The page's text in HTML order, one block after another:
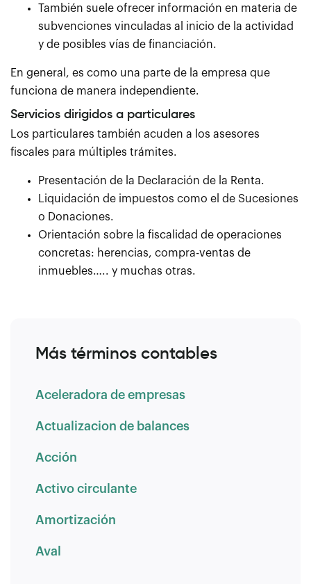
También suele ofrecer información en materia de
subvenciones vinculadas al inicio de la actividad
y de posibles vías de financiación.
En general, es como una parte de la empresa que
funciona de manera independiente.
Servicios dirigidos a particulares
Los particulares también acuden a los asesores
fiscales para múltiples trámites.
Presentación de la Declaración de la Renta.
Liquidación de impuestos como el de Sucesiones
o Donaciones.
Orientación sobre la fiscalidad de operaciones
concretas: herencias, compra-ventas de
inmuebles….. y muchas otras.
Más términos contables
Aceleradora de empresas
Actualizacion de balances
Acción
Activo circulante
Amortización
Aval